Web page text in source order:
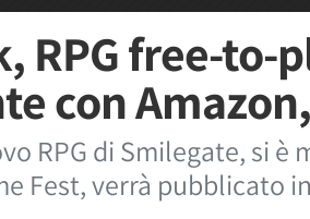
RPG free-to-
con
RPG di Smilegate, si
Fest, verrà pubblicato